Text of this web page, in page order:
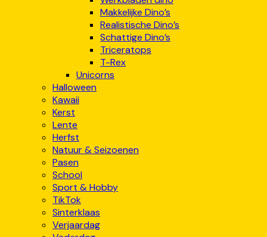
Makkelijke Dino’s
Realistische Dino’s
Schattige Dino’s
Triceratops
T-Rex
Unicorns
Halloween
Kawaii
Kerst
Lente
Herfst
Natuur & Seizoenen
Pasen
School
Sport & Hobby
TikTok
Sinterklaas
Verjaardag